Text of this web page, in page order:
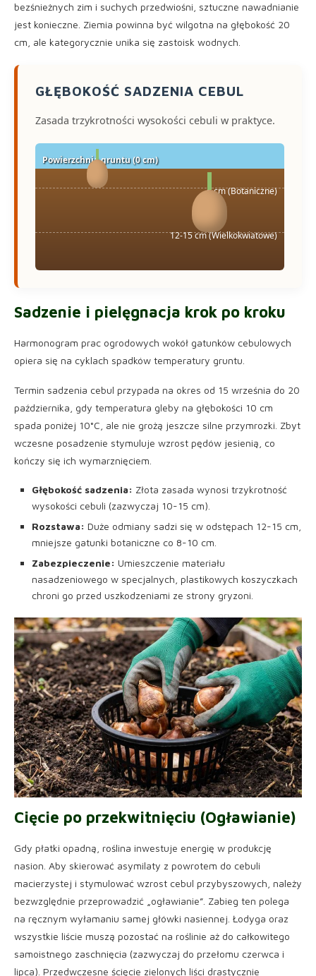
bezśnieżnych zim i suchych przedwiośni, sztuczne nawadnianie
jest konieczne. Ziemia powinna być wilgotna na głębokość 20
cm, ale kategorycznie unika się zastoisk wodnych.
GŁĘBOKOŚĆ SADZENIA CEBUL
Zasada trzykrotności wysokości cebuli w praktyce.
Powierzchnia gruntu (0 cm)
5 cm (Botaniczne)
12-15 cm (Wielkokwiatowe)
Sadzenie i pielęgnacja krok po kroku
Harmonogram prac ogrodowych wokół gatunków cebulowych
opiera się na cyklach spadków temperatury gruntu.
Termin sadzenia cebul przypada na okres od 15 września do 20
października, gdy temperatura gleby na głębokości 10 cm
spada poniżej 10°C, ale nie grożą jeszcze silne przymrozki. Zbyt
wczesne posadzenie stymuluje wzrost pędów jesienią, co
kończy się ich wymarznięciem.
Głębokość sadzenia: Złota zasada wynosi trzykrotność
wysokości cebuli (zazwyczaj 10-15 cm).
Rozstawa: Duże odmiany sadzi się w odstępach 12-15 cm,
mniejsze gatunki botaniczne co 8-10 cm.
Zabezpieczenie: Umieszczenie materiału
nasadzeniowego w specjalnych, plastikowych koszyczkach
chroni go przed uszkodzeniami ze strony gryzoni.
Cięcie po przekwitnięciu (Ogławianie)
Gdy płatki opadną, roślina inwestuje energię w produkcję
nasion. Aby skierować asymilaty z powrotem do cebuli
macierzystej i stymulować wzrost cebul przybyszowych, należy
bezwzględnie przeprowadzić „ogławianie”. Zabieg ten polega
na ręcznym wyłamaniu samej główki nasiennej. Łodyga oraz
wszystkie liście muszą pozostać na roślinie aż do całkowitego
samoistnego zaschnięcia (zazwyczaj do przełomu czerwca i
lipca). Przedwczesne ścięcie zielonych liści drastycznie